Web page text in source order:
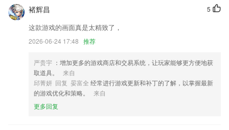
3.与海量精华视频来一次不期而遇。
4.海量有声读物教材资源，这里为用户汇集了大量不同领域的实用英语教
材资源，还附带了丰富的多媒体内容。
5.让用户可以随时随地做实验，能够让学习更简单。
6.如何拥有诗意的品质生活？从瑜伽、美妆、声音、早教、摄影、收纳等
各个生活技能提升你的生活能力，让你重获生活的乐趣。
下载炸真人炸金花更新了什么?
其他优化和修复
5
褚辉昌
这款游戏的画面真是太精致了，
2026-06-24 17:48 推荐
严贵宇 ：增加更多的游戏商店和交易系统，让玩家能够更方便地获
取道具。
来自
邱菁妍 回复 晏富全 经常进行游戏更新和补丁的了解，以掌握最新
的游戏优化和策略。
来自
更多回复